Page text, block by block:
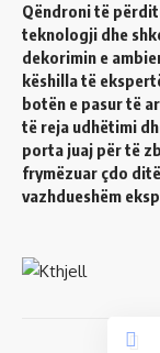
Qëndroni të
teknologji dhe
dekorimin e
këshilla të
botën e pasur të
të reja udhëtimi
porta juaj për të
frymëzuar çdo
vazhdueshëm
©